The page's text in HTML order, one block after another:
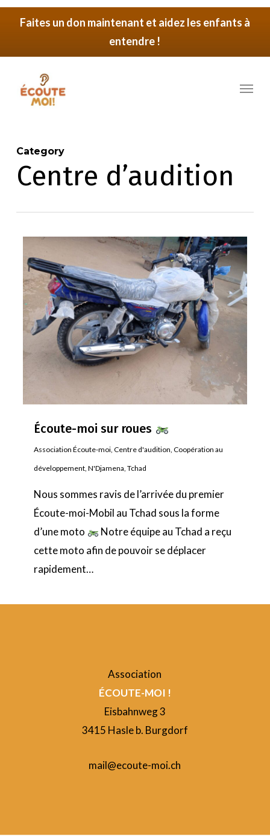
Skip
Faites un don maintenant et aidez les enfants à
entendre !
Menu
Category
Centre d’audition
Écoute-moi sur roues
Association Écoute-moi,Centre d'audition,Coopération au
développement,N'Djamena,Tchad
Nous sommes ravis de l’arrivée du premier
Écoute-moi-Mobil au Tchad sous la forme
d’une moto
Notre équipe au Tchad a reçu
cette moto afin de pouvoir se déplacer
rapidement…
Association
ÉCOUTE-MOI !
Eisbahnweg 3
3415 Hasle b. Burgdorf
mail@ecoute-moi.ch